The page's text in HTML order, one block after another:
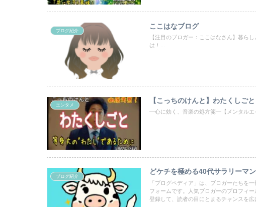
ブログ紹介
ここはなブログ
【注目のブロガー：ここはなさん】暮ら
は！...
エンタメ
【こっちのけんと】わたくしご
―心に効く、音楽の処方箋―【メンタルエ
ブログ紹介
どケチを極める40代サラリーマ
「ブログペディア」は、ブロガーたちを
フォームです。人気ブロガーのプロフィ
登録して、読者の目にとまるチャンスを広